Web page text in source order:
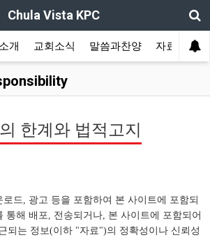
Chula Vista KPC
개 교회소식 말씀과찬양 자료실
한계와 법적고지
드, 광고 등을 포함하여 본 사이트에 포함되
통해 배포, 전송되거나, 본 사이트에 포함되어
되는 정보(이하 "자료")의 정확성이나 신뢰성